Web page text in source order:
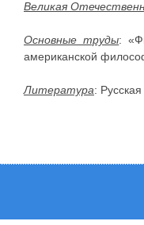
Великая
Основные труды:
американской
Литература: